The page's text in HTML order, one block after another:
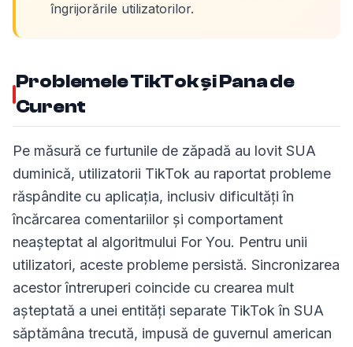
îngrijorările utilizatorilor.
Problemele TikTok și Pana de
Curent
Pe măsură ce furtunile de zăpadă au lovit SUA
duminică, utilizatorii TikTok au raportat probleme
răspândite cu aplicația, inclusiv dificultăți în
încărcarea comentariilor și comportament
neașteptat al algoritmului For You. Pentru unii
utilizatori, aceste probleme persistă. Sincronizarea
acestor întreruperi coincide cu crearea mult
așteptată a unei entități separate TikTok în SUA
săptămâna trecută, impusă de guvernul american